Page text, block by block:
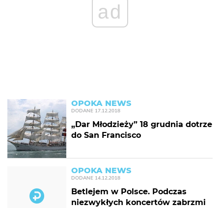
ad
OPOKA NEWS
DODANE 17.12.2018
„Dar Młodzieży” 18 grudnia dotrze
do San Francisco
OPOKA NEWS
DODANE 14.12.2018
Betlejem w Polsce. Podczas
niezwykłych koncertów zabrzmi